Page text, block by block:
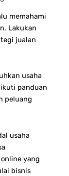
memahami
Lakukan
jualan
usaha
panduan
peluang
usaha
yang
bisnis